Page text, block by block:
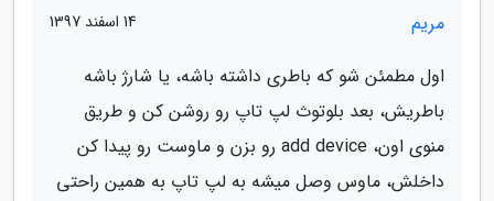
مریم 14 اسفند 1397
اول مطمئن شو که باطری داشته باشه، یا شارژ باشه
باطریش، بعد بلوتوث لپ تاپ رو روشن کن و طریق
منوی اون، add device رو بزن و ماوست رو پیدا کن
داخلش، ماوس وصل میشه به لپ تاپ به همین راحتی